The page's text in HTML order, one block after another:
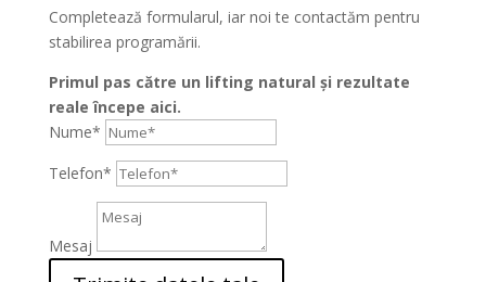
Completează formularul, iar noi te contactăm pentru
stabilirea programării.
Primul pas către un lifting natural și rezultate
reale începe aici.
Nume*
Telefon*
Mesaj